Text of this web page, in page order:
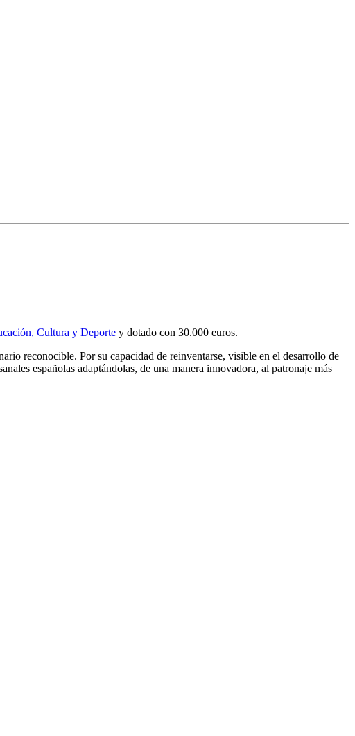
Cultura y Deporte y dotado con 30.000 euros.
reconocible. Por su capacidad de reinventarse, visible en el desarrollo de
españolas adaptándolas, de una manera innovadora, al patronaje más